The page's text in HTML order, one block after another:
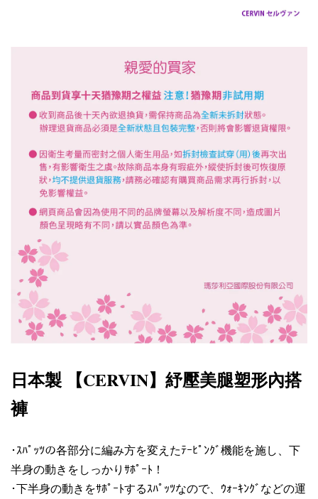
日本製 【CERVIN】 紓壓美腿塑形內搭
褲
･ｽﾊﾟｯﾂの各部分に編み方を変えたﾃｰﾋﾟﾝｸﾞ機能を施し、下
半身の動きをしっかりｻﾎﾟｰﾄ！
･下半身の動きをｻﾎﾟｰﾄするｽﾊﾟｯﾂなので、ｳｫｰｷﾝｸﾞなどの運